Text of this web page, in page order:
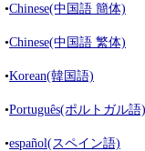
•Chinese(中国語 簡体)
•Chinese(中国語 繁体)
•Korean(韓国語)
•Português(ポルトガル語)
•español(スペイン語)